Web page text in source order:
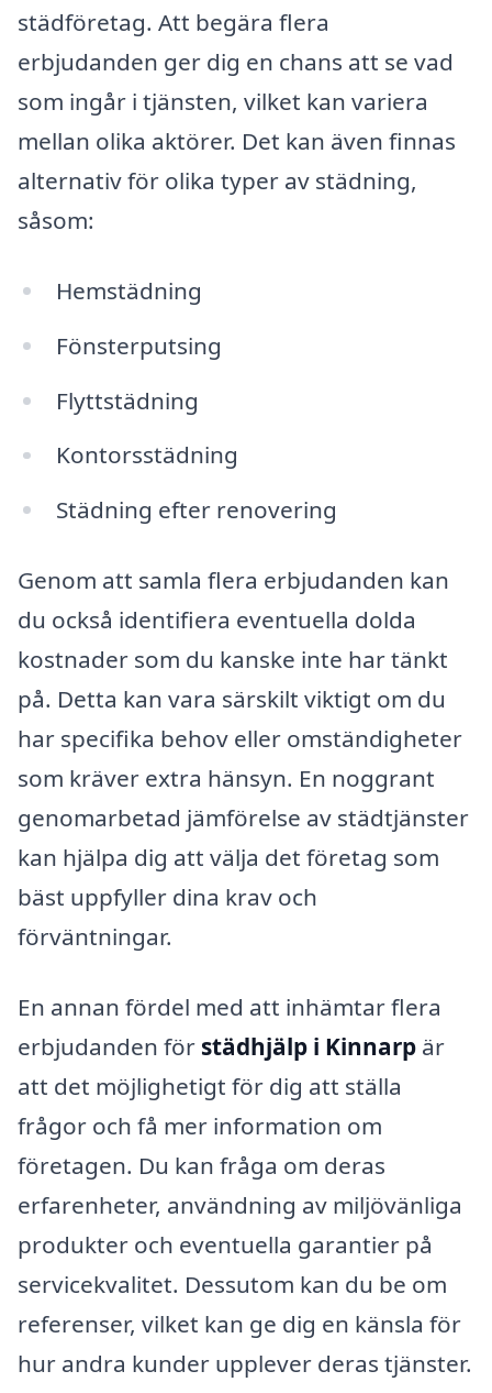
städföretag. Att begära flera
erbjudanden ger dig en chans att se vad
som ingår i tjänsten, vilket kan variera
mellan olika aktörer. Det kan även finnas
alternativ för olika typer av städning,
såsom:
Hemstädning
Fönsterputsing
Flyttstädning
Kontorsstädning
Städning efter renovering
Genom att samla flera erbjudanden kan
du också identifiera eventuella dolda
kostnader som du kanske inte har tänkt
på. Detta kan vara särskilt viktigt om du
har specifika behov eller omständigheter
som kräver extra hänsyn. En noggrant
genomarbetad jämförelse av städtjänster
kan hjälpa dig att välja det företag som
bäst uppfyller dina krav och
förväntningar.
En annan fördel med att inhämtar flera
erbjudanden för städhjälp i Kinnarp är
att det möjlighetigt för dig att ställa
frågor och få mer information om
företagen. Du kan fråga om deras
erfarenheter, användning av miljövänliga
produkter och eventuella garantier på
servicekvalitet. Dessutom kan du be om
referenser, vilket kan ge dig en känsla för
hur andra kunder upplever deras tjänster.